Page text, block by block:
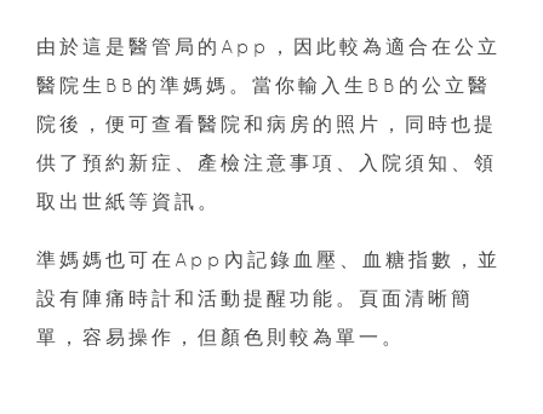
由於這是醫管局的App，因此較為適合在公立
醫院生BB的準媽媽。當你輸入生BB的公立醫
院後，便可查看醫院和病房的照片，同時也提
供了預約新症、產檢注意事項、入院須知、領
取出世紙等資訊。
準媽媽也可在App內記錄血壓、血糖指數，並
設有陣痛時計和活動提醒功能。頁面清晰簡
單，容易操作，但顏色則較為單一。